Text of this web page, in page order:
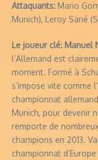
Attaquants: Mario
Munich), Leroy Sané
Le joueur clé: Manuel
l’Allemand est
moment. Formé à
s’impose vite comme
championnat
Munich, pour devenir
remporte de
champions en 2013.
championnat